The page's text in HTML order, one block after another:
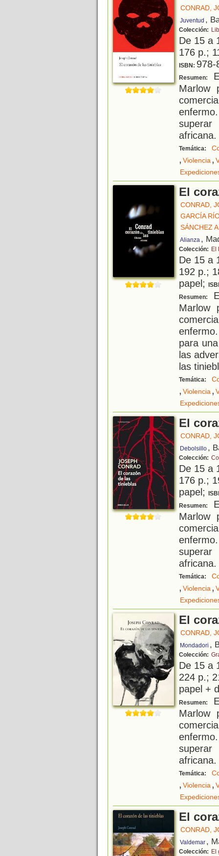
CONRAD,
Juventud ,
Colección:
De 15 a
176 p.;
ISBN: 978-
Resumen:
Marlow
africana.
Temática:
, Violencia,
El
CONRAD,
GARCÍA
SÁNCHEZ
Alianza ,
Colección: El
De 15 a
192 p.;
papel;
Resumen:
Marlow
para
las
las
Temática:
, Violencia,
El
CONRAD,
Debolsillo ,
Colección:
De 15 a
176 p.;
papel;
Resumen:
Marlow
africana.
Temática:
, Violencia,
El
CONRAD,
Mondadori ,
Colección:
De 15 a
224 p.;
papel +
Resumen:
Marlow
africana.
Temática:
, Violencia,
El
CONRAD,
Valdemar ,
Colección: El